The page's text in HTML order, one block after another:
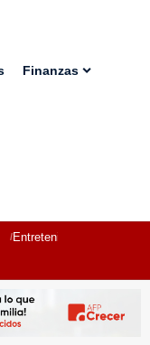
Finanzas
Entretenimiento